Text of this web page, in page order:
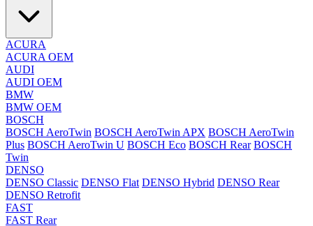
ACURA
ACURA OEM
AUDI
AUDI OEM
BMW
BMW OEM
BOSCH
BOSCH AeroTwin BOSCH AeroTwin APX BOSCH AeroTwin
Plus BOSCH AeroTwin U BOSCH Eco BOSCH Rear BOSCH
Twin
DENSO
DENSO Classic DENSO Flat DENSO Hybrid DENSO Rear
DENSO Retrofit
FAST
FAST Rear